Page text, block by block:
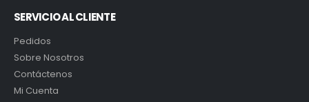
SERVICIO AL CLIENTE
Pedidos
Sobre Nosotros
Contáctenos
Mi Cuenta